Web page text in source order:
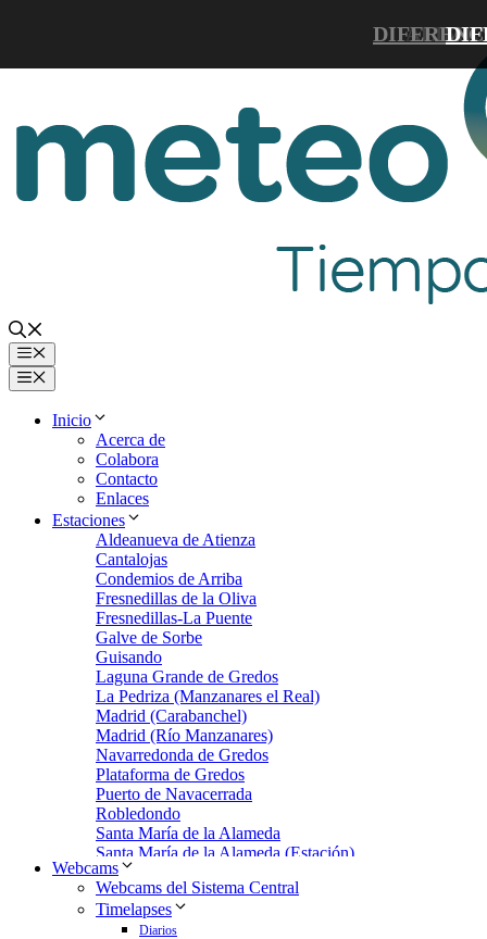
Menú
Menú
Inicio
Acerca de
Colabora
Contacto
Enlaces
Estaciones
Aldeanueva de Atienza
Cantalojas
Condemios de Arriba
Fresnedillas de la Oliva
Fresnedillas-La Puente
Galve de Sorbe
Guisando
Laguna Grande de Gredos
La Pedriza (Manzanares el Real)
Madrid (Carabanchel)
Madrid (Río Manzanares)
Navarredonda de Gredos
Plataforma de Gredos
Puerto de Navacerrada
Robledondo
Santa María de la Alameda
Santa María de la Alameda (Estación)
Zarzalejo
Zarzalejo Estación
Zarzalejo-Machotas
Webcams
Webcams del Sistema Central
Timelapses
Diarios